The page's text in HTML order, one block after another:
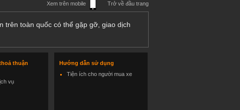
Xem trên mobile Trở về đầu trang
trên toàn quốc có thể gặp gỡ, giao dịch
thuận
vụ
Hướng dẫn sử dụng
Tiện ích cho người mua xe